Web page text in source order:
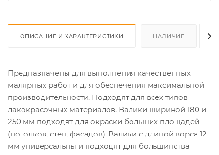
ОПИСАНИЕ И ХАРАКТЕРИСТИКИ НАЛИЧИЕ
Предназначены для выполнения качественных
малярных работ и для обеспечения максимальной
производительности. Подходят для всех типов
лакокрасочных материалов. Валики шириной 180 и
250 мм подходят для окраски больших площадей
(потолков, стен, фасадов). Валики с длиной ворса 12
мм универсальны и подходят для большинства